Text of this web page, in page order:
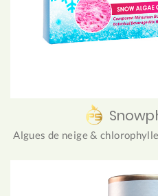
Algues de neige &